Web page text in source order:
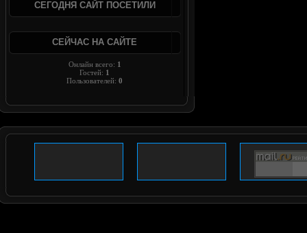
СЕГОДНЯ САЙТ ПОСЕТИЛИ
СЕЙЧАС НА САЙТЕ
Онлайн всего: 1
Гостей: 1
Пользователей:0